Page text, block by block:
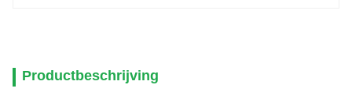
Productbeschrijving